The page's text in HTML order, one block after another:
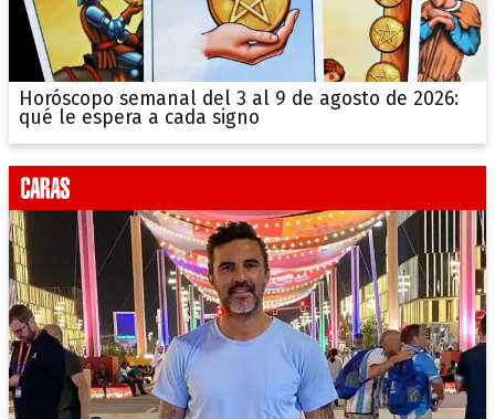
Horóscopo semanal del 3 al 9 de agosto de 2026:
qué le espera a cada signo